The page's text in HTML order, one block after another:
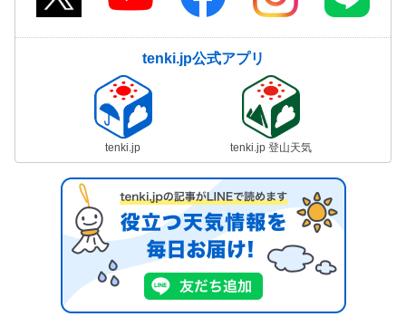
tenki.jp公式アプリ
tenki.jp tenki.jp 登山天気